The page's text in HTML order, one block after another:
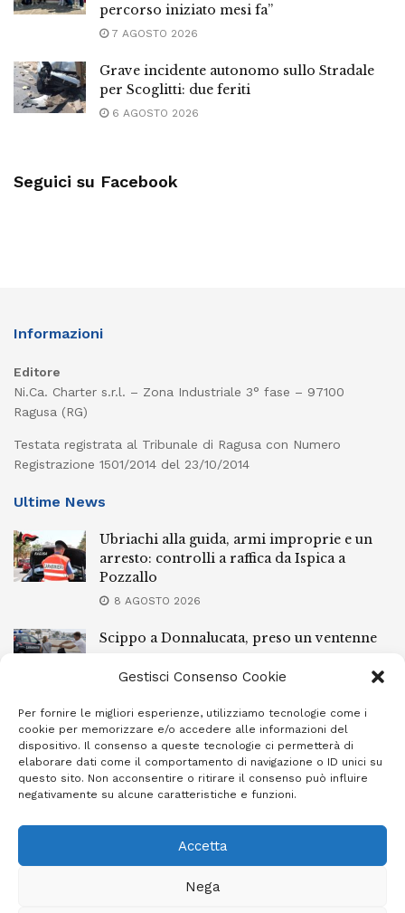
Gestisci Consenso Cookie
Per fornire le migliori esperienze, utilizziamo tecnologie come i
cookie per memorizzare e/o accedere alle informazioni del
dispositivo. Il consenso a queste tecnologie ci permetterà di
elaborare dati come il comportamento di navigazione o ID unici su
questo sito. Non acconsentire o ritirare il consenso può influire
negativamente su alcune caratteristiche e funzioni.
Accetta
Nega
percorso iniziato mesi fa”
7 AGOSTO 2026
Grave incidente autonomo sullo Stradale
per Scoglitti: due feriti
6 AGOSTO 2026
Seguici su Facebook
Informazioni
Editore
Ni.Ca. Charter s.r.l. – Zona Industriale 3° fase – 97100
Ragusa (RG)
Testata registrata al Tribunale di Ragusa con Numero
Registrazione 1501/2014 del 23/10/2014
Ultime News
Ubriachi alla guida, armi improprie e un
arresto: controlli a raffica da Ispica a
Pozzallo
8 AGOSTO 2026
Scippo a Donnalucata, preso un ventenne
8 AGOSTO 2026
Ragusa, arrestato perché non rispettava le
prescrizioni di stare lontano dalla casa
familiare
7 AGOSTO 2026